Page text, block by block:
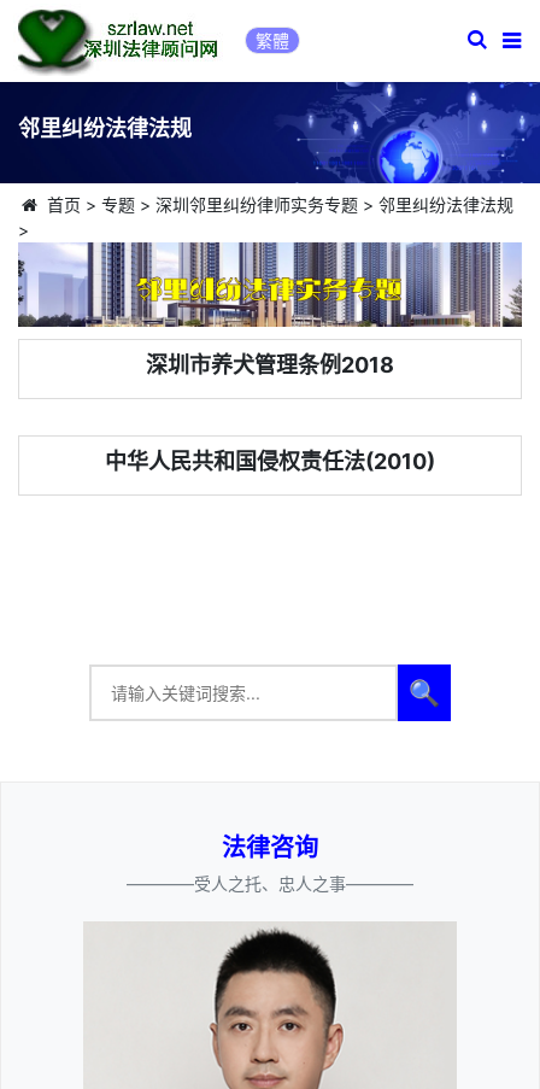
繁體
邻里纠纷法律法规
首页 > 专题> 深圳邻里纠纷律师实务专题> 邻里纠纷法律法规
>
深圳市养犬管理条例2018
中华人民共和国侵权责任法(2010)
🔍
法律咨询
————受人之托、忠人之事————